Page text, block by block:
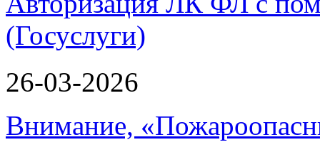
(Госуслуги)
26-03-2026
Внимание,